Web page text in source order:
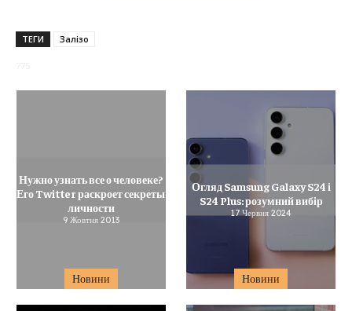
ТЕГИ Залізо
Новини
Нужно узнать все о человеке?
Его Twitter раскроет секреты
личности
9 Жовтня 2013
Новини
Огляд Samsung Galaxy S24 і
S24 Plus: розумний вибір
17 Червня 2024